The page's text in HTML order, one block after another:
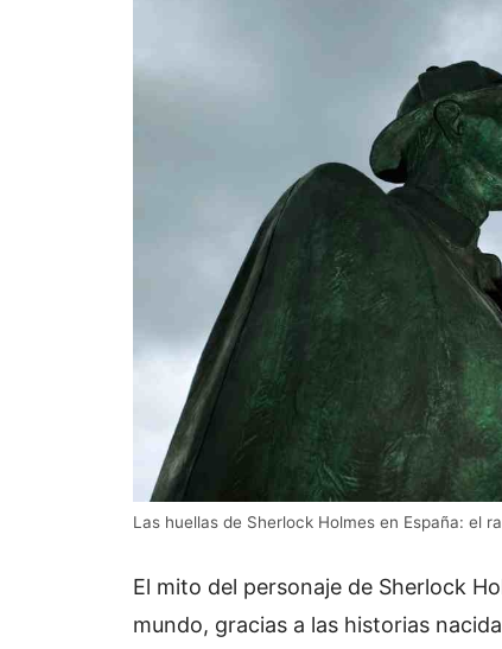
Las huellas de Sherlock Holmes en España: el
El mito del personaje de Sherlock
mundo, gracias a las historias